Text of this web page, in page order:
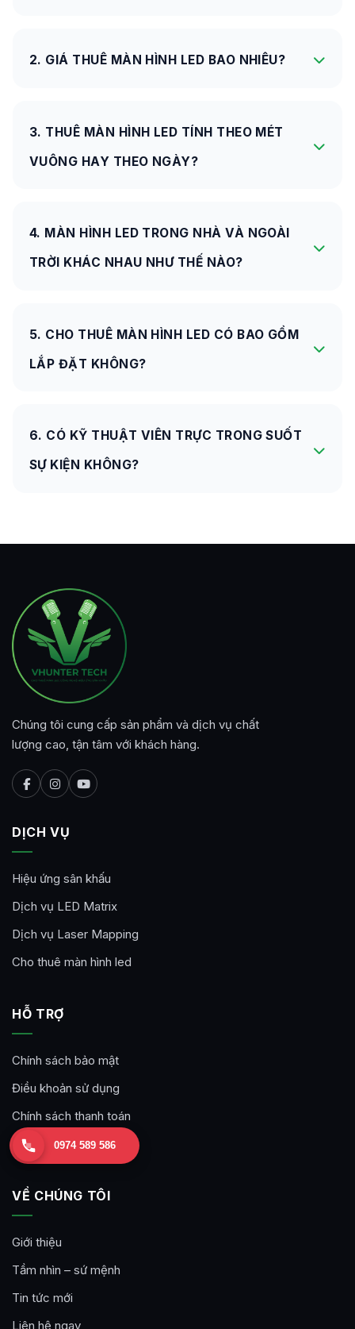
2. GIÁ THUÊ MÀN HÌNH LED BAO NHIÊU?
3. THUÊ MÀN HÌNH LED TÍNH THEO MÉT
VUÔNG HAY THEO NGÀY?
4. MÀN HÌNH LED TRONG NHÀ VÀ NGOÀI
TRỜI KHÁC NHAU NHƯ THẾ NÀO?
5. CHO THUÊ MÀN HÌNH LED CÓ BAO GỒM
LẮP ĐẶT KHÔNG?
6. CÓ KỸ THUẬT VIÊN TRỰC TRONG SUỐT
SỰ KIỆN KHÔNG?
Chúng tôi cung cấp sản phẩm và dịch vụ chất
lượng cao, tận tâm với khách hàng.
DỊCH VỤ
Hiệu ứng sân khấu
Dịch vụ LED Matrix
Dịch vụ Laser Mapping
Cho thuê màn hình led​
HỖ TRỢ
Chính sách bảo mật
Điều khoản sử dụng
Chính sách thanh toán
Chính sách hủy sự kiện
VỀ CHÚNG TÔI
Giới thiệu
Tầm nhìn – sứ mệnh
Tin tức mới
Liên hệ ngay
0974 589 586